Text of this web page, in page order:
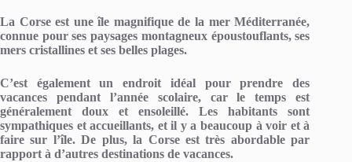
La Corse est une île magnifique de la mer Méditerranée,
connue pour ses paysages montagneux époustouflants, ses
mers cristallines et ses belles plages.
C’est également un endroit idéal pour prendre des
vacances pendant l’année scolaire, car le temps est
généralement doux et ensoleillé. Les habitants sont
sympathiques et accueillants, et il y a beaucoup à voir et à
faire sur l’île. De plus, la Corse est très abordable par
rapport à d’autres destinations de vacances.